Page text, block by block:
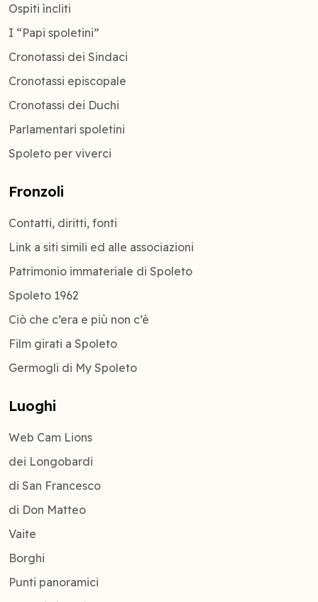
Ospiti ìncliti
I “Papi spoletini”
Cronotassi dei Sindaci
Cronotassi episcopale
Cronotassi dei Duchi
Parlamentari spoletini
Spoleto per viverci
Fronzoli
Contatti, diritti, fonti
Link a siti simili ed alle associazioni
Patrimonio immateriale di Spoleto
Spoleto 1962
Ciò che c’era e più non c’è
Film girati a Spoleto
Germogli di My Spoleto
Luoghi
Web Cam Lions
dei Longobardi
di San Francesco
di Don Matteo
Vaite
Borghi
Punti panoramici